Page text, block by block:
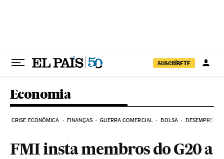
SUSCRÍBETE
Economia
CRISE ECONÔMICA FINANÇAS GUERRA COMERCIAL BOLSA DESEMPREGO
FMI insta membros do G20 a